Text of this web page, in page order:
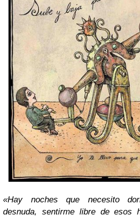
«Hay noches que necesito
desnuda, sentirme libre de esos